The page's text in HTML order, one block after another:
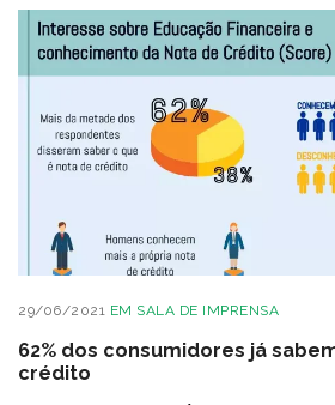
29/06/2021 EM SALA DE IMPRENSA
62% dos consumidores já
crédito